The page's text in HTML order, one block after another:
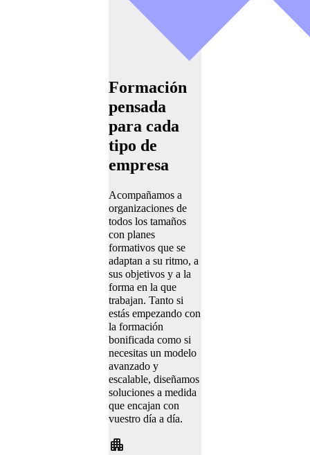
Formación
pensada
para cada
tipo de
empresa
Acompañamos a
organizaciones de
todos los tamaños
con planes
formativos que se
adaptan a su ritmo, a
sus objetivos y a la
forma en la que
trabajan. Tanto si
estás empezando con
la formación
bonificada como si
necesitas un modelo
avanzado y
escalable, diseñamos
soluciones a medida
que encajan con
vuestro día a día.